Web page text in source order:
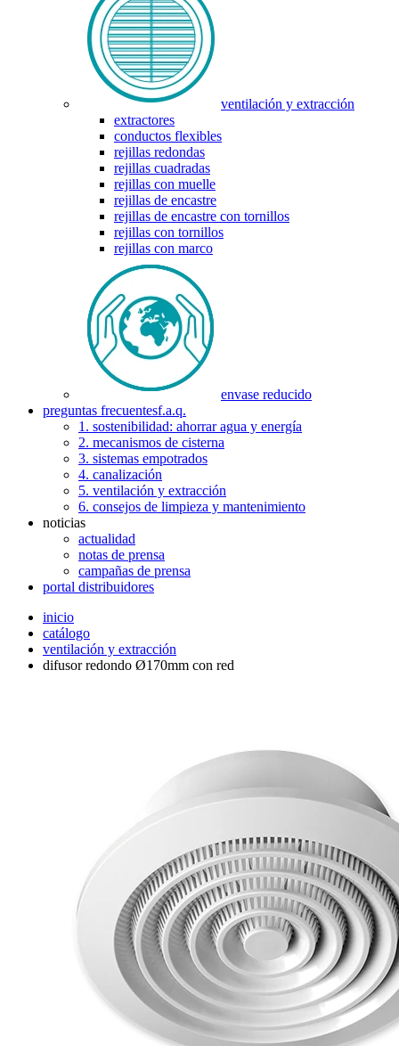
ventilación y extracción
extractores
conductos flexibles
rejillas redondas
rejillas cuadradas
rejillas con muelle
rejillas de encastre
rejillas de encastre con tornillos
rejillas con tornillos
rejillas con marco
envase reducido
preguntas frecuentesf.a.q.
1. sostenibilidad: ahorrar agua y energía
2. mecanismos de cisterna
3. sistemas empotrados
4. canalización
5. ventilación y extracción
6. consejos de limpieza y mantenimiento
noticias
actualidad
notas de prensa
campañas de prensa
portal distribuidores
inicio
catálogo
ventilación y extracción
difusor redondo Ø170mm con red